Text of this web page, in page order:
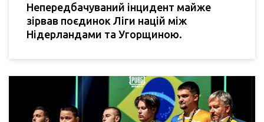
Непередбачуваний інцидент майже
зірвав поєдинок Ліги націй між
Нідерландами та Угорщиною.